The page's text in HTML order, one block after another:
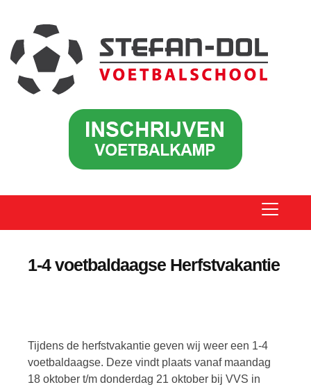
1-4 voetbaldaagse Herfstvakantie
Tijdens de herfstvakantie geven wij weer een 1-4
voetbaldaagse. Deze vindt plaats vanaf maandag
18 oktober t/m donderdag 21 oktober bij VVS in